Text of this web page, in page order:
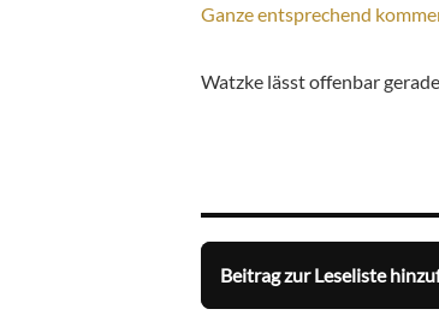
Ganze entsprechend
Watzke lässt offenbar
Beitrag zur Leseliste